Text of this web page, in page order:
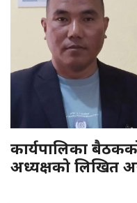
कार्यपालिका
अध्यक्षको लिखित